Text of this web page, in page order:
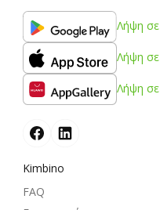
Λήψη σε
Λήψη σε
Λήψη σε
Kimbino
FAQ